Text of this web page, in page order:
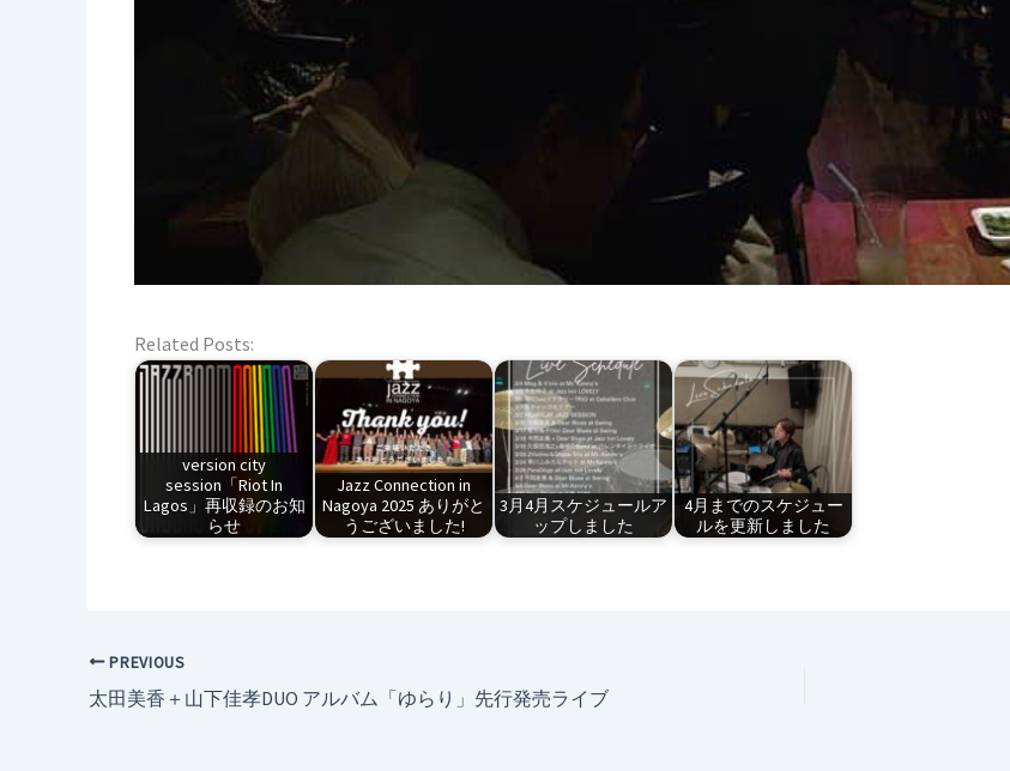
Related Posts:
version city
session「Riot In
Lagos」再収録のお知
らせ
Jazz Connection in
Nagoya 2025 ありがと
うございました!
3月4月スケジュールア
ップしました
4月までのスケジュー
ルを更新しました
PREVIOUS
太田美香＋山下佳孝DUO アルバム「ゆらり」先行発売ライブ